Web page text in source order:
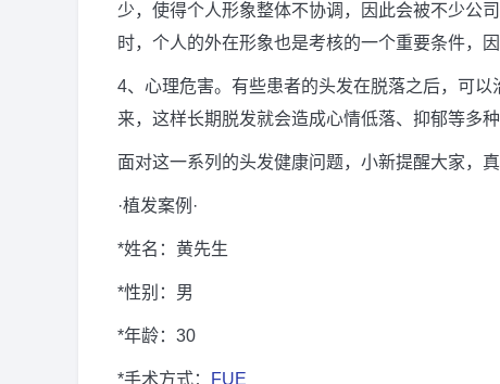
少，使得个人形象整体不协调，因此会被不少公
时，个人的外在形象也是考核的一个重要条件，
4、心理危害。有些患者的头发在脱落之后，可
来，这样长期脱发就会造成心情低落、抑郁等多种
面对这一系列的头发健康问题，小新提醒大家，
·植发案例·
*姓名：黄先生
*性别：男
*年龄：30
*手术方式： FUE